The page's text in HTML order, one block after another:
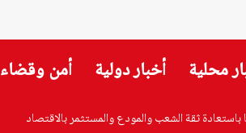
محلية أخبار دولية أمن وقضاء
مشاريع واقتراحات القوانين